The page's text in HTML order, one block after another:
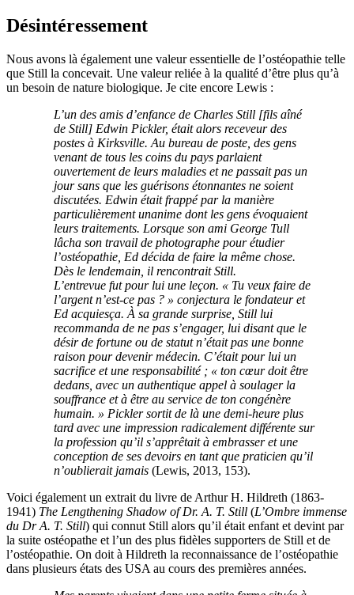
Désintéressement
Nous avons là également une valeur essentielle de l’ostéopathie telle
que Still la concevait. Une valeur reliée à la qualité d’être plus qu’à
un besoin de nature biologique. Je cite encore Lewis :
L’un des amis d’enfance de Charles Still [fils aîné
de Still] Edwin Pickler, était alors receveur des
postes à Kirksville. Au bureau de poste, des gens
venant de tous les coins du pays parlaient
ouvertement de leurs maladies et ne passait pas un
jour sans que les guérisons étonnantes ne soient
discutées. Edwin était frappé par la manière
particulièrement unanime dont les gens évoquaient
leurs traitements. Lorsque son ami George Tull
lâcha son travail de photographe pour étudier
l’ostéopathie, Ed décida de faire la même chose.
Dès le lendemain, il rencontrait Still.
L’entrevue fut pour lui une leçon. « Tu veux faire de
l’argent n’est-ce pas ? » conjectura le fondateur et
Ed acquiesça. À sa grande surprise, Still lui
recommanda de ne pas s’engager, lui disant que le
désir de fortune ou de statut n’était pas une bonne
raison pour devenir médecin. C’était pour lui un
sacrifice et une responsabilité ; « ton cœur doit être
dedans, avec un authentique appel à soulager la
souffrance et à être au service de ton congénère
humain. » Pickler sortit de là une demi-heure plus
tard avec une impression radicalement différente sur
la profession qu’il s’apprêtait à embrasser et une
conception de ses devoirs en tant que praticien qu’il
n’oublierait jamais (Lewis, 2013, 153).
Voici également un extrait du livre de Arthur H. Hildreth (1863-
1941) The Lengthening Shadow of Dr. A. T. Still (L’Ombre immense
du Dr A. T. Still) qui connut Still alors qu’il était enfant et devint par
la suite ostéopathe et l’un des plus fidèles supporters de Still et de
l’ostéopathie. On doit à Hildreth la reconnaissance de l’ostéopathie
dans plusieurs états des USA au cours des premières années.